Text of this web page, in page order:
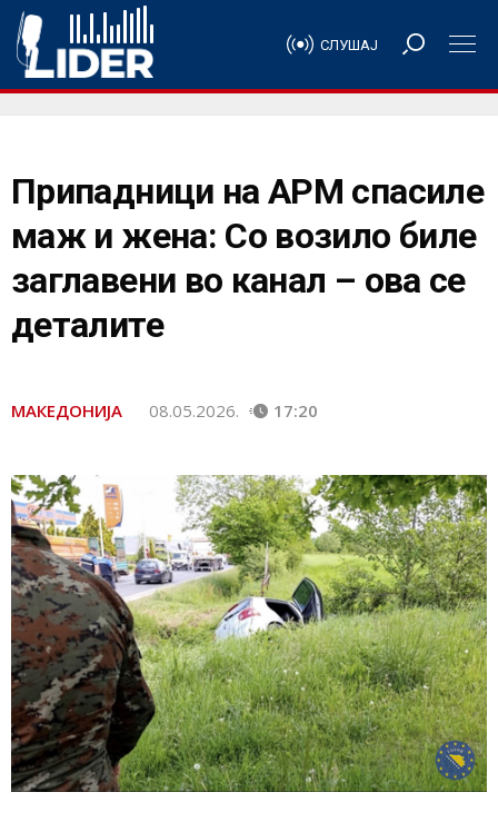
СЛУШАЈ
Припадници на АРМ спасиле
маж и жена: Со возило биле
заглавени во канал – ова се
деталите
МАКЕДОНИЈА 08.05.2026. 17:20